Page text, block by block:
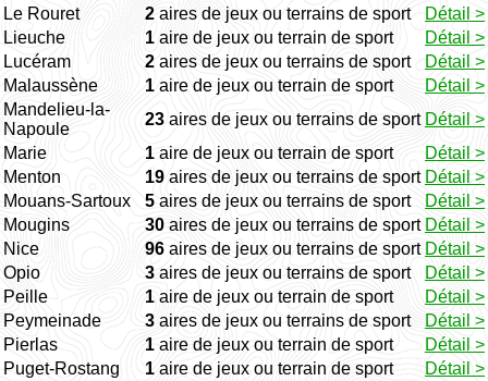
Le Rouret
2 aires de jeux ou terrains de sport
Détail >
Lieuche
1 aire de jeux ou terrain de sport
Détail >
Lucéram
2 aires de jeux ou terrains de sport
Détail >
Malaussène
1 aire de jeux ou terrain de sport
Détail >
Mandelieu-la-
Napoule
23 aires de jeux ou terrains de sport Détail >
Marie
1 aire de jeux ou terrain de sport
Détail >
Menton
19 aires de jeux ou terrains de sport Détail >
Mouans-Sartoux
5 aires de jeux ou terrains de sport
Détail >
Mougins
30 aires de jeux ou terrains de sport Détail >
Nice
96 aires de jeux ou terrains de sport Détail >
Opio
3 aires de jeux ou terrains de sport
Détail >
Peille
1 aire de jeux ou terrain de sport
Détail >
Peymeinade
3 aires de jeux ou terrains de sport
Détail >
Pierlas
1 aire de jeux ou terrain de sport
Détail >
Puget-Rostang
1 aire de jeux ou terrain de sport
Détail >